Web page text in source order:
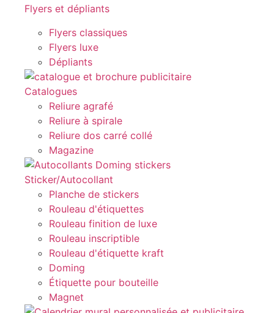
Flyers et dépliants
Flyers classiques
Flyers luxe
Dépliants
Catalogues
Reliure agrafé
Reliure à spirale
Reliure dos carré collé
Magazine
Sticker/Autocollant
Planche de stickers
Rouleau d'étiquettes
Rouleau finition de luxe
Rouleau inscriptible
Rouleau d'étiquette kraft
Doming
Étiquette pour bouteille
Magnet